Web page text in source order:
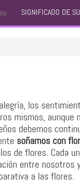
SIGNIFICADO DE
los
mismos,
debemos
soñamos con
de flores. Cada
entre
a las flores.